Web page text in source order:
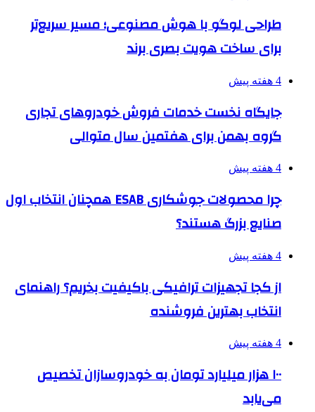
طراحی لوگو با هوش مصنوعی؛ مسیر سریع‌تر
برای ساخت هویت بصری برند
4 هفته پیش
جایگاه نخست خدمات فروش خودروهای تجاری
گروه بهمن برای هفتمین سال متوالی
4 هفته پیش
چرا محصولات جوشکاری ESAB همچنان انتخاب اول
صنایع بزرگ هستند؟
4 هفته پیش
از کجا تجهیزات ترافیکی باکیفیت بخریم؟ راهنمای
انتخاب بهترین فروشنده
4 هفته پیش
۱۰۰ هزار میلیارد تومان به خودروسازان تخصیص
می‌یابد